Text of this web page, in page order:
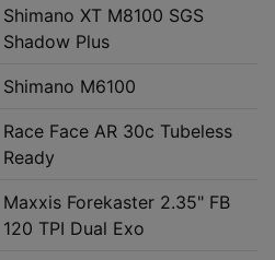
Shimano XT M8100 SGS
Shadow Plus
Shimano M6100
Race Face AR 30c Tubeless
Ready
Maxxis Forekaster 2.35" FB
120 TPI Dual Exo